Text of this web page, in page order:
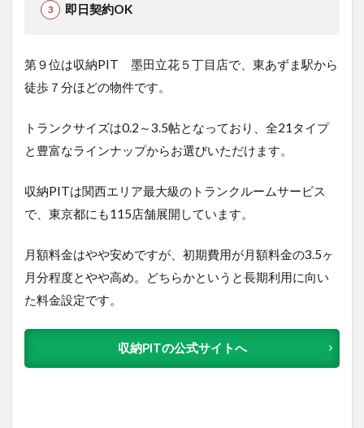
即日契約OK
第９位は収納PIT 墨田立花５丁目店で、 東あずま駅から
徒歩７分ほどの物件です。
トランクサイズは0.2～3.5帖となっており、全21タイプ
と豊富なラインナップからお選びいただけます。
収納PITは関西エリア最大級のトランクルームサービス
で、東京都にも115店舗展開しています。
月額料金はやや安めですが、初期費用が月額料金の3.5ヶ
月分程度とやや高め。どちらかというと長期利用に向い
た料金設定です。
収納PITの公式サイトへ